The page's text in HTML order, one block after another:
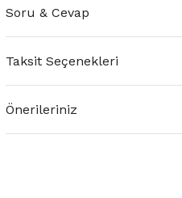
Soru & Cevap
Taksit Seçenekleri
Önerileriniz